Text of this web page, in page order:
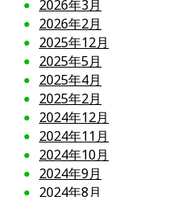
2026年3月
2026年2月
2025年12月
2025年5月
2025年4月
2025年2月
2024年12月
2024年11月
2024年10月
2024年9月
2024年8月